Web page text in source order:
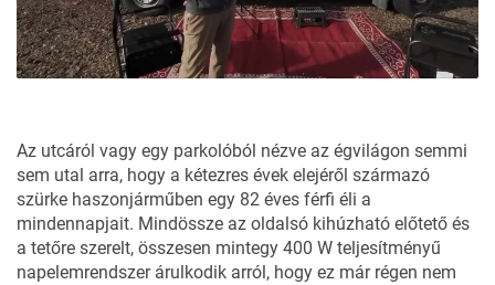
Az utcáról vagy egy parkolóból nézve az égvilágon semmi
sem utal arra, hogy a kétezres évek elejéről származó
szürke haszonjárműben egy 82 éves férfi éli a
mindennapjait. Mindössze az oldalsó kihúzható előtető és
a tetőre szerelt, összesen mintegy 400 W teljesítményű
napelemrendszer árulkodik arról, hogy ez már régen nem